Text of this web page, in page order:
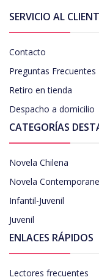
SERVICIO AL
Contacto
Preguntas Frecuentes
Retiro en tienda
Despacho a domicilio
CATEGORÍAS
Novela Chilena
Novela
Infantil-Juvenil
Juvenil
ENLACES RÁPIDOS
Lectores frecuentes